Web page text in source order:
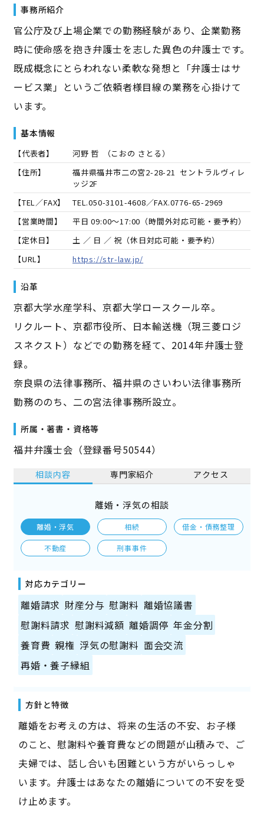
事務所紹介
官公庁及び上場企業での勤務経験があり、企業勤務
時に使命感を抱き弁護士を志した異色の弁護士です。
既成概念にとらわれない柔軟な発想と「弁護士はサ
ービス業」というご依頼者様目線の業務を心掛けて
います。
基本情報
【代表者】 河野 哲 （こおの さとる）
【住所】
福井県福井市二の宮2-28-21 セントラルヴィレ
ッジ2F
【TEL／FAX】
TEL.050-3101-4608／FAX.0776-65-2969
【営業時間】
平日 09:00～17:00（時間外対応可能・要予約）
【定休日】
土 ／ 日 ／ 祝（休日対応可能・要予約）
【URL】
https://str-law.jp/
沿革
京都大学水産学科、京都大学ロースクール卒。
リクルート、京都市役所、日本輸送機（現三菱ロジ
スネクスト）などでの勤務を経て、2014年弁護士登
録。
奈良県の法律事務所、福井県のさいわい法律事務所
勤務ののち、二の宮法律事務所設立。
所属・著書・資格等
福井弁護士会（登録番号50544）
相談内容 専門家紹介 アクセス
離婚・浮気の相談
離婚・浮気 相続 借金・債務整理
不動産 刑事事件
対応カテゴリー
離婚請求 財産分与 慰謝料 離婚協議書
慰謝料請求 慰謝料減額 離婚調停 年金分割
養育費 親権 浮気の慰謝料 面会交流
再婚・養子縁組
方針と特徴
離婚をお考えの方は、将来の生活の不安、お子様
のこと、慰謝料や養育費などの問題が山積みで、ご
夫婦では、話し合いも困難という方がいらっしゃ
います。弁護士はあなたの離婚についての不安を受
け止めます。